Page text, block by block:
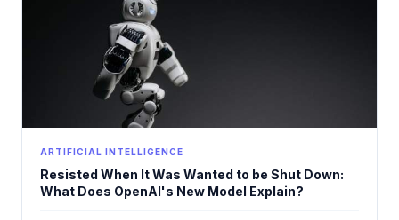
ARTIFICIAL INTELLIGENCE
Resisted When It Was Wanted to be Shut Down:
What Does OpenAI's New Model Explain?